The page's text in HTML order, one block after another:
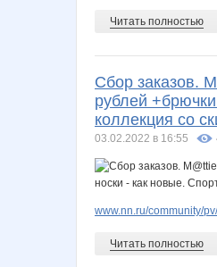
Читать полностью
Сбор заказов.
рублей
коллекция со
03.02.2022 в 16:55
www.nn.ru/community/
Читать полностью